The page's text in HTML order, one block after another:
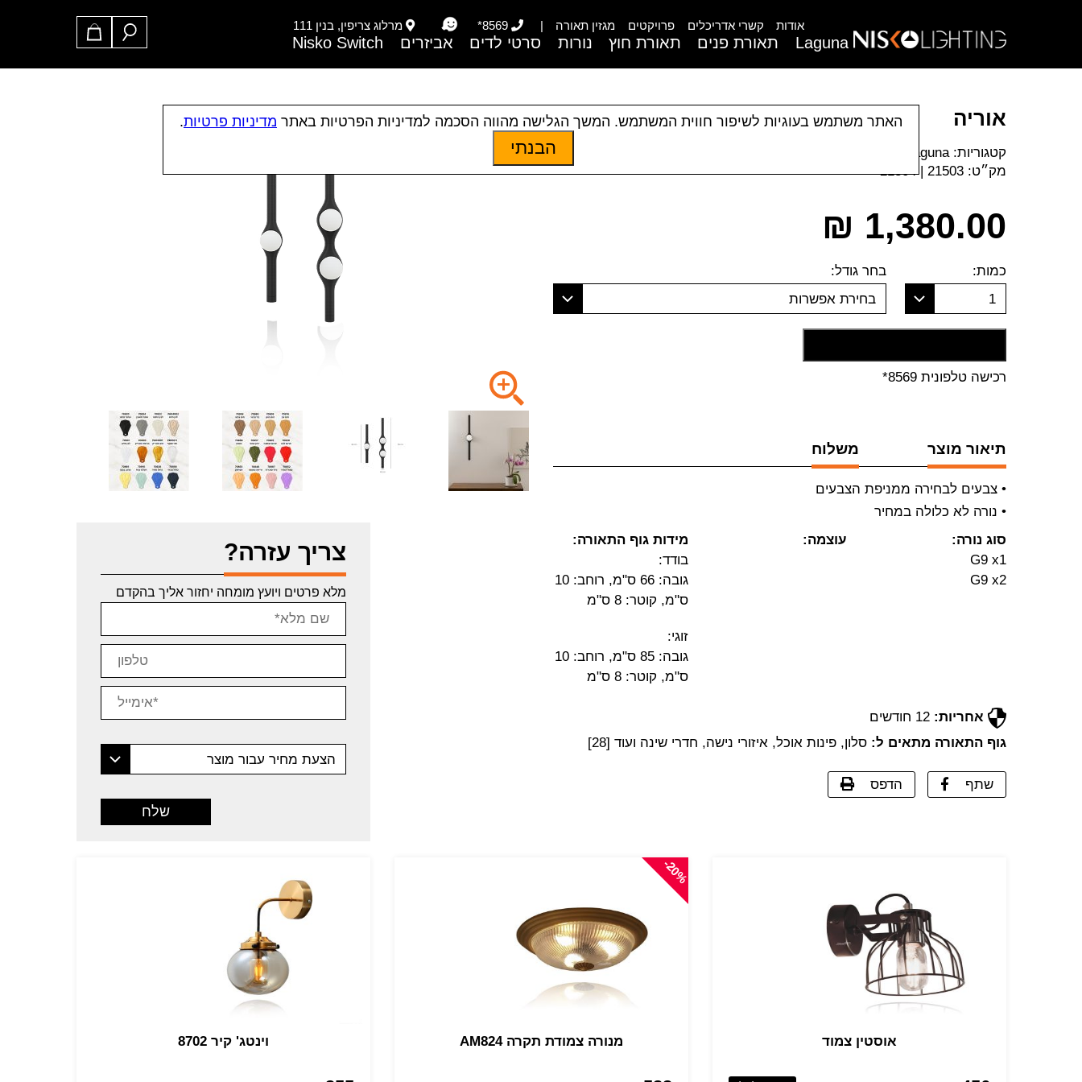
אודות קשרי אדריכלים פרויקטים מגזין תאורה |
8569* מרלוג צריפין, בנין 111
Laguna תאורת פנים תאורת חוץ נורות סרטי לדים אביזרים Nisko Switch
אוריה
קטגוריות:Laguna
מק״ט:21503 | 21304
1,380.00
₪
כמות:
1
בחר גודל:
בחירת אפשרות
רכישה טלפונית 8569*
תיאור מוצר משלוח
• צבעים לבחירה ממניפת הצבעים
• נורה לא כלולה במחיר
סוג נורה:
G9 x1
G9 x2
עוצמה:
מידות גוף התאורה:
בודד:
גובה: 66 ס"מ, רוחב: 10
ס"מ, קוטר: 8 ס"מ
זוגי:
גובה: 85 ס"מ, רוחב: 10
ס"מ, קוטר: 8 ס"מ
אחריות: 12 חודשים
גוף התאורה מתאים ל:סלון, פינות אוכל, איזורי נישה, חדרי שינה ועוד [28]
שתף הדפס
צריך עזרה?
מלא פרטים ויועץ מומחה יחזור אליך בהקדם
הצעת מחיר עבור מוצר
אוסטין צמוד
-20%
מנורה צמודת תקרה AM824 וינטג' קיר 8702
האתר משתמש בעוגיות לשיפור חווית המשתמש. המשך הגלישה מהווה הסכמה למדיניות הפרטיות באתר מדיניות פרטיות.
הבנתי